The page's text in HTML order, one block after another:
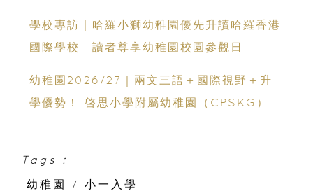
學校專訪｜哈羅小獅幼稚園優先升讀哈羅香港
國際學校 讀者尊享幼稚園校園參觀日
幼稚園2026/27｜兩文三語＋國際視野＋升
學優勢！ 啓思小學附屬幼稚園（CPSKG）
Tags :
幼稚園
/ 小一入學